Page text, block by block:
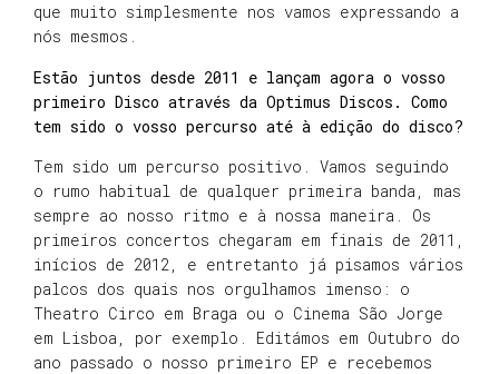
que muito simplesmente nos vamos expressando a
nós mesmos.
Estão juntos desde 2011 e lançam agora o vosso
primeiro Disco através da Optimus Discos. Como
tem sido o vosso percurso até à edição do disco?
Tem sido um percurso positivo. Vamos seguindo
o rumo habitual de qualquer primeira banda, mas
sempre ao nosso ritmo e à nossa maneira. Os
primeiros concertos chegaram em finais de 2011,
inícios de 2012, e entretanto já pisamos vários
palcos dos quais nos orgulhamos imenso: o
Theatro Circo em Braga ou o Cinema São Jorge
em Lisboa, por exemplo. Editámos em Outubro do
ano passado o nosso primeiro EP e recebemos